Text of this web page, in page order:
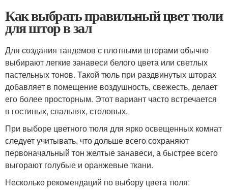
Как выбрать правильный цвет тюли
для штор в зал
Для создания тандемов с плотными шторами обычно
выбирают легкие занавеси белого цвета или светлых
пастельных тонов. Такой тюль при раздвинутых шторах
добавляет в помещение воздушность, свежесть, делает
его более просторным. Этот вариант часто встречается
в гостиных, спальнях, столовых.
При выборе цветного тюля для ярко освещенных комнат
следует учитывать, что дольше всего сохраняют
первоначальный тон желтые занавеси, а быстрее всего
выгорают голубые и оранжевые ткани.
Несколько рекомендаций по выбору цвета тюля: